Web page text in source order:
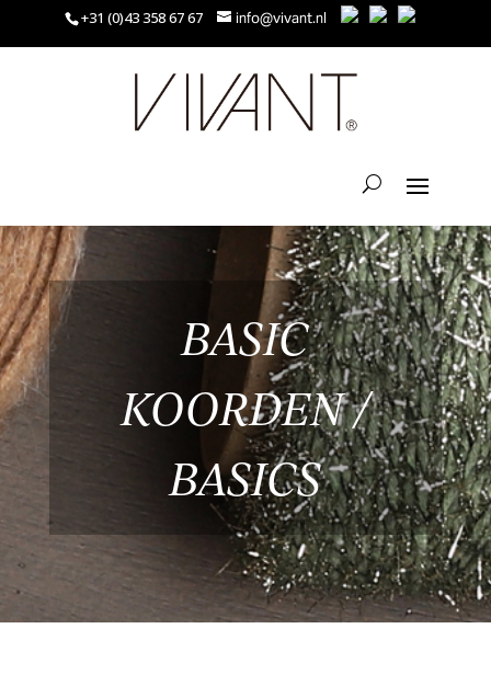
+31 (0)43 358 67 67 info@vivant.nl
BASIC
KOORDEN /
BASICS